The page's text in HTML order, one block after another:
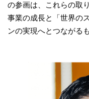
の参画は、これらの取
事業の成長と「世界の
ンの実現へとつながる